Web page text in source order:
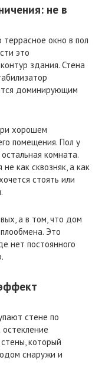
не в
окно в пол
это
здания. Стена
доминирующим
хорошем
помещения. Пол у
комната.
как сквозняк, а как
стоять или
а в том, что дом
Это
нет постоянного
стене по
который
снаружи и